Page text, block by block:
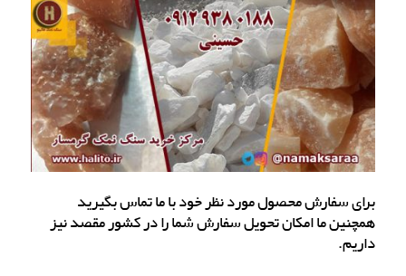
برای سفارش محصول مورد نظر خود با ما تماس بگیرید
همچنین ما امکان تحویل سفارش شما را در کشور مقصد نیز
داریم.